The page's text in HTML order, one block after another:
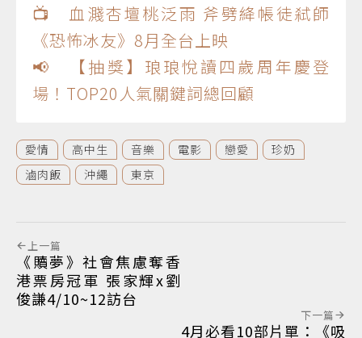
📺 血濺杏壇桃泛雨 斧劈絳帳徒弒師
《恐怖冰友》8月全台上映
📢 【抽獎】琅琅悅讀四歲周年慶登
場！TOP20人氣關鍵詞總回顧
愛情 高中生 音樂 電影 戀愛
珍奶
滷肉飯
沖繩 東京
上一篇
《贖夢》社會焦慮奪香
港票房冠軍 張家輝x劉
俊謙4/10~12訪台
下一篇
4月必看10部片單：《吸